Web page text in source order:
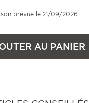
prévue le 21/09/2026
AU PANIER